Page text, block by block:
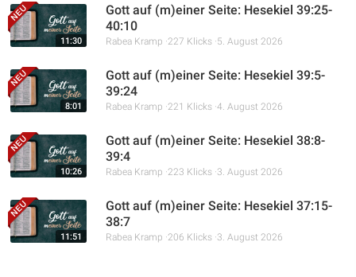
11:30
Gott auf (m)einer Seite: Hesekiel 39:25-
40:10
Rabea Kramp 227 Klicks 5. August 2026
8:01
Gott auf (m)einer Seite: Hesekiel 39:5-
39:24
Rabea Kramp 221 Klicks 4. August 2026
10:26
Gott auf (m)einer Seite: Hesekiel 38:8-
39:4
Rabea Kramp 223 Klicks 3. August 2026
11:51
Gott auf (m)einer Seite: Hesekiel 37:15-
38:7
Rabea Kramp 206 Klicks 3. August 2026